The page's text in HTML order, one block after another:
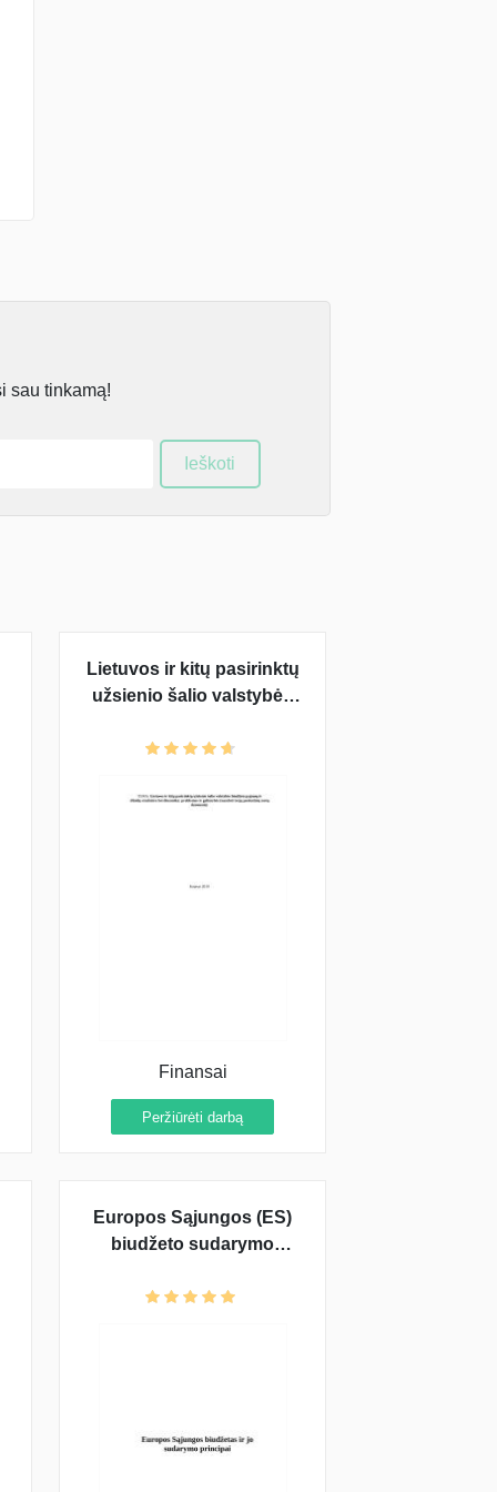
sau tinkamą!
Ieškoti
Lietuvos ir kitų pasirinktų
užsienio šalio valstybės
struktūra bei dinamika
Finansai
Peržiūrėti darbą
Europos Sąjungos (ES)
biudžeto sudarymo